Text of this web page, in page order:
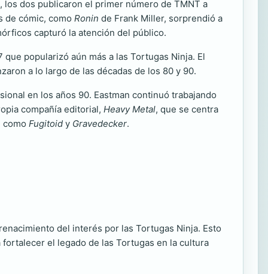
los dos publicaron el primer número de TMNT a
de cómic, como Ronin de Frank Miller, sorprendió a
capturó la atención del público.
popularizó aún más a las Tortugas Ninja. El
a lo largo de las décadas de los 80 y 90.
en los años 90. Eastman continuó trabajando
compañía editorial, Heavy Metal, que se centra
como Fugitoid y Gravedecker.
del interés por las Tortugas Ninja. Esto
el legado de las Tortugas en la cultura